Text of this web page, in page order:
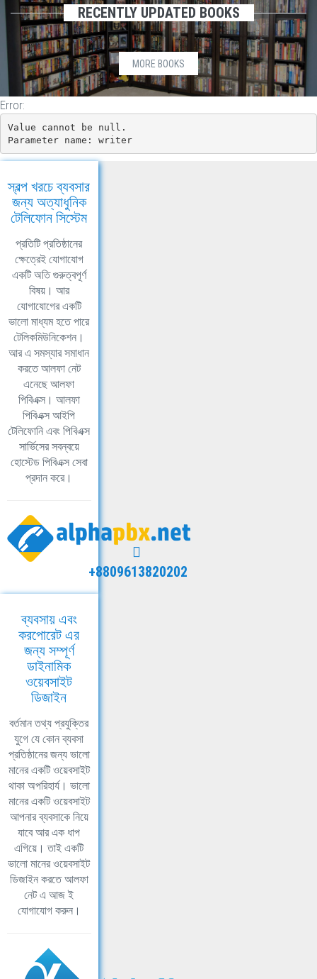
RECENTLY UPDATED BOOKS
MORE BOOKS
Error:
Value cannot be null.
Parameter name: writer
স্বল্প খরচে ব্যবসার
জন্য অত্যাধুনিক
টেলিফোন সিস্টেম
প্রতিটি প্রতিষ্ঠানের
ক্ষেত্রেই যোগাযোগ
একটি অতি গুরুত্বপূর্ণ
বিষয়। আর
যোগাযোগের একটি
ভালো মাধ্যম হতে পারে
টেলিকমিউনিকেশন।
আর এ সমস্যার সমাধান
করতে আলফা নেট
এনেছে আলফা
পিবিএক্স। আলফা
পিবিএক্স আইপি
টেলিফোনি এবং পিবিএক্স
সার্ভিসের সবন্বয়ে
হোস্টেড পিবিএক্স সেবা
প্রদান করে।
+8809613820202
ব্যবসায় এবং
করপোরেট এর
জন্য সম্পূর্ণ
ডাইনামিক
ওয়েবসাইট
ডিজাইন
বর্তমান তথ্য প্রযুক্তির
যুগে যে কোন ব্যবসা
প্রতিষ্ঠানের জন্য ভালো
মানের একটি ওয়েবসাইট
থাকা অপরিহার্য। ভালো
মানের একটি ওয়েবসাইট
আপনার ব্যবসাকে নিয়ে
যাবে আর এক ধাপ
এগিয়ে। তাই একটি
ভালো মানের ওয়েবসাইট
ডিজাইন করতে আলফা
নেট এ আজ ই
যোগাযোগ করুন।